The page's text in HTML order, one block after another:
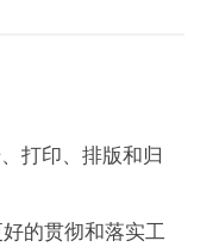
打印、排版和归
的贯彻和落实工